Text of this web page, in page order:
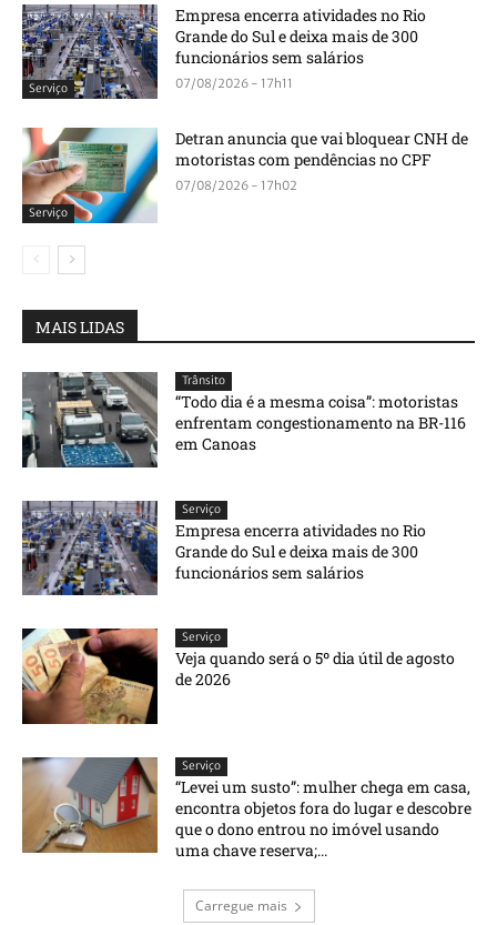
Serviço
Empresa encerra atividades no Rio
Grande do Sul e deixa mais de 300
funcionários sem salários
07/08/2026 - 17h11
Serviço
Detran anuncia que vai bloquear CNH de
motoristas com pendências no CPF
07/08/2026 - 17h02
MAIS LIDAS
Trânsito
“Todo dia é a mesma coisa”: motoristas
enfrentam congestionamento na BR-116
em Canoas
Serviço
Empresa encerra atividades no Rio
Grande do Sul e deixa mais de 300
funcionários sem salários
Serviço
Veja quando será o 5º dia útil de agosto
de 2026
Serviço
“Levei um susto”: mulher chega em casa,
encontra objetos fora do lugar e descobre
que o dono entrou no imóvel usando
uma chave reserva;...
Carregue mais